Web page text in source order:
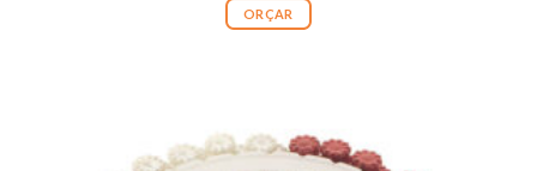
ORÇAR